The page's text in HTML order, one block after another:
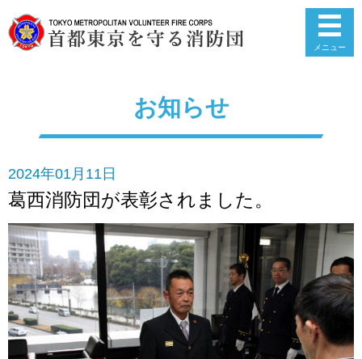
メニュー
お知らせ
2024年01月11日
葛西消防団が表彰されました。